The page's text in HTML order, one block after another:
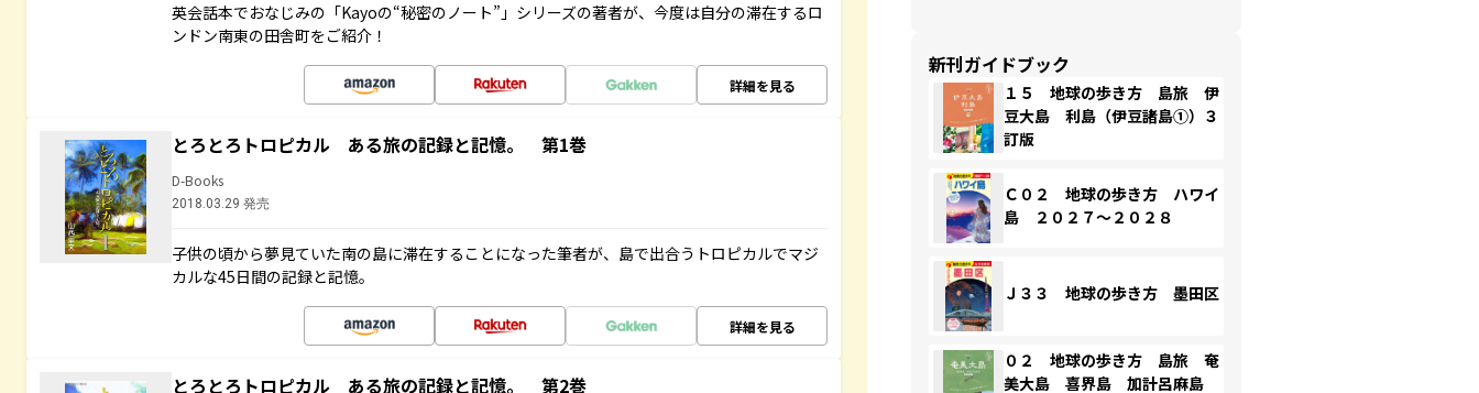
英会話本でおなじみの「Kayoの“秘密のノート”」シリーズの著者が、今度は自分の滞在するロ
ンドン南東の田舎町をご紹介！
詳細を見る
とろとろトロピカル ある旅の記録と記憶。 第1巻
D-Books
2018.03.29 発売
子供の頃から夢見ていた南の島に滞在することになった筆者が、島で出合うトロピカルでマジ
カルな45日間の記録と記憶。
詳細を見る
とろとろトロピカル ある旅の記録と記憶。 第2巻
新刊ガイドブック
１５ 地球の歩き方 島旅 伊
豆大島 利島（伊豆諸島①）３
訂版
Ｃ０２ 地球の歩き方 ハワイ
島 ２０２７～２０２８
Ｊ３３ 地球の歩き方 墨田区
０２ 地球の歩き方 島旅 奄
美大島 喜界島 加計呂麻島